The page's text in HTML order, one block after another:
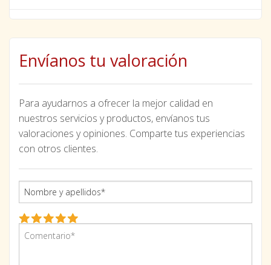
Envíanos tu valoración
Para ayudarnos a ofrecer la mejor calidad en
nuestros servicios y productos, envíanos tus
valoraciones y opiniones. Comparte tus experiencias
con otros clientes.